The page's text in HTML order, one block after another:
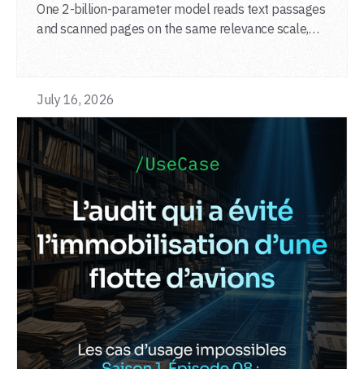
One 2-billion-parameter model reads text passages
and scanned pages on the same relevance scale,
July 16, 2026